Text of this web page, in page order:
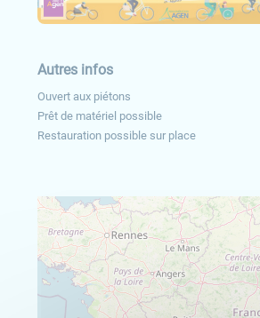
Autres infos
Ouvert aux piétons
Prêt de matériel possible
Restauration possible sur place